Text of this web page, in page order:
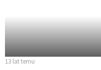
13 lat temu